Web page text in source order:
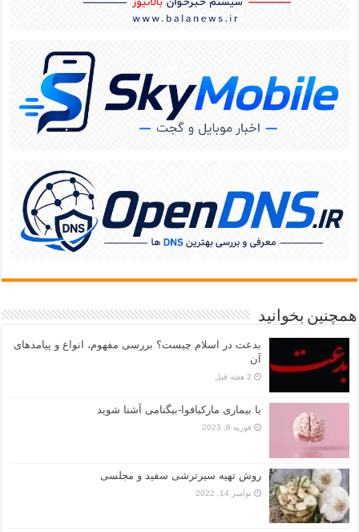
همچنین بخوانید
بدعت در اسلام چیست؟ بررسی مفهوم، انواع و پیامدهای
آن
2 هفته قبل
با بیماری مارکیافوا-بیگنامی آشنا شوید
فوریه 8, 2023
روش تهیه سیرترشی سفید و مجلسی
نوامبر 14, 2022